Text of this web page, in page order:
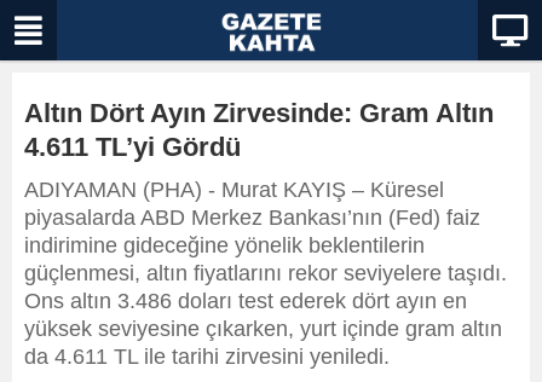
Altın Dört Ayın Zirvesinde: Gram Altın
4.611 TL’yi Gördü
ADIYAMAN (PHA) - Murat KAYIŞ – Küresel
piyasalarda ABD Merkez Bankası’nın (Fed) faiz
indirimine gideceğine yönelik beklentilerin
güçlenmesi, altın fiyatlarını rekor seviyelere taşıdı.
Ons altın 3.486 doları test ederek dört ayın en
yüksek seviyesine çıkarken, yurt içinde gram altın
da 4.611 TL ile tarihi zirvesini yeniledi.